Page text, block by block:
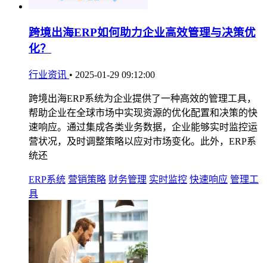
跨境出海ERP如何助力企业高效管理与决策优
化？
行业资讯 • 2025-01-29 09:12:00
跨境出海ERP系统为企业提供了一种高效的管理工具，
帮助企业在全球市场中实现资源的优化配置和决策的快
速响应。通过集成各类业务数据，企业能够实时监控运
营状况，及时调整策略以应对市场变化。此外，ERP系
统还
ERP系统 营销策略 财务管理 实时监控 快速响应 管理工
具